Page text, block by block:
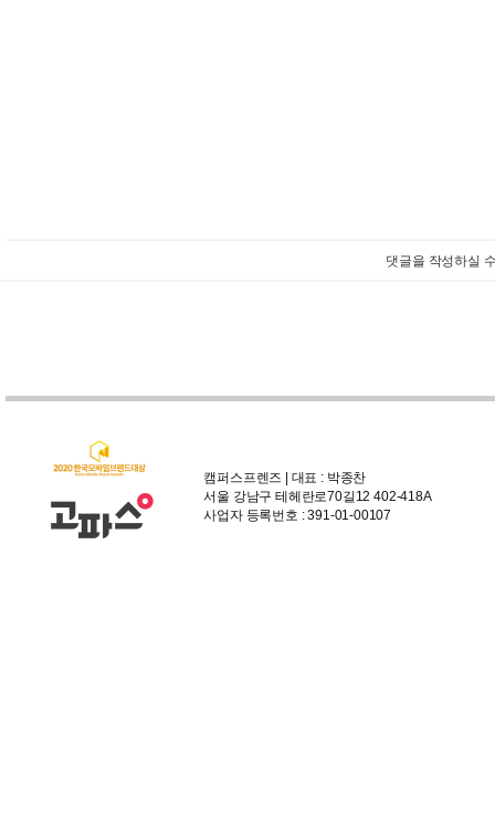
댓글을 작성하실
캠퍼스프렌즈 | 대표 : 박종찬
서울 강남구 테헤란로70길12 402-418A
사업자 등록번호 : 391-01-00107